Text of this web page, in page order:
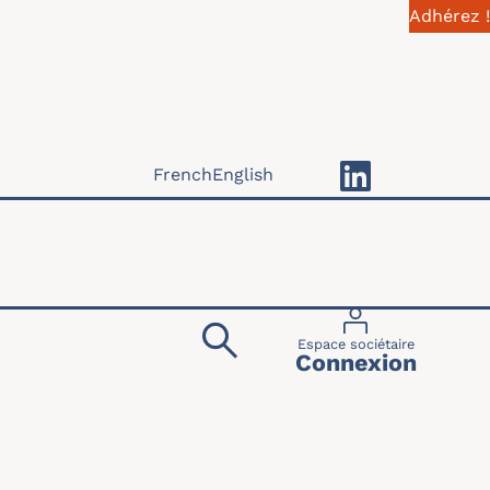
Adhérez !
Menu du
Espace sociétaire
Connexion
FrenchEnglish